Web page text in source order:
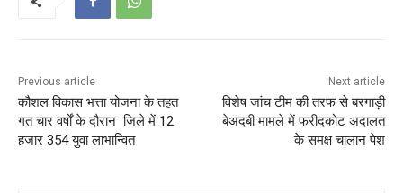
Previous article
कौशल विकास भत्ता योजना के तहत
गत चार वर्षों के दौरान जिले में 12
हजार 354 युवा लाभान्वित
Next article
विशेष जांच टीम की तरफ से बरगाड़ी
बेअदबी मामले में फरीदकोट अदालत
के समक्ष चालान पेश